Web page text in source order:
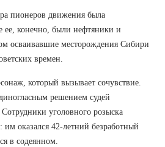
пионеров движения была
ее, конечно, были нефтяники и
осваивавшие месторождения Сибири
времен.
который вызывает сочувствие.
решением судей
уголовного розыска
им оказался 42-летний безработный
в содеянном.